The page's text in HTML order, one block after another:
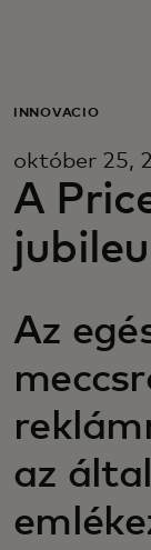
A
Hírek
INNOVÁCIÓ
október 25,
A
Az
az